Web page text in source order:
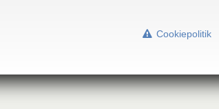
Cookiepolitik